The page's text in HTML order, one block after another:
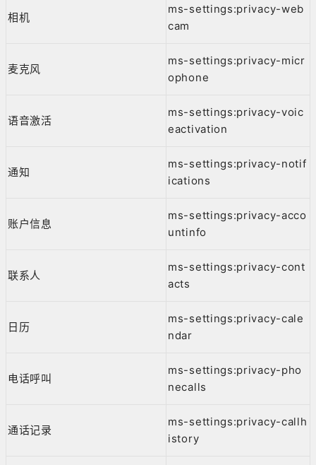
相机
ms-settings:privacy-web
cam
麦克风
ms-settings:privacy-micr
ophone
语音激活
ms-settings:privacy-voic
eactivation
通知
ms-settings:privacy-notif
ications
账户信息
ms-settings:privacy-acco
untinfo
联系人
ms-settings:privacy-cont
acts
日历
ms-settings:privacy-cale
ndar
电话呼叫
ms-settings:privacy-pho
necalls
通话记录
ms-settings:privacy-callh
istory